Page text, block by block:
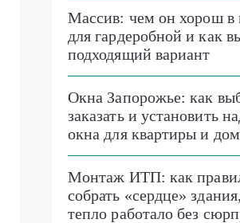
Массив: чем он хорош в
для гардеробной и как
подходящий вариант
Окна Запорожье: как
заказать и установить
окна для квартиры и
Монтаж ИТП: как
собрать «сердце»
тепло работало без